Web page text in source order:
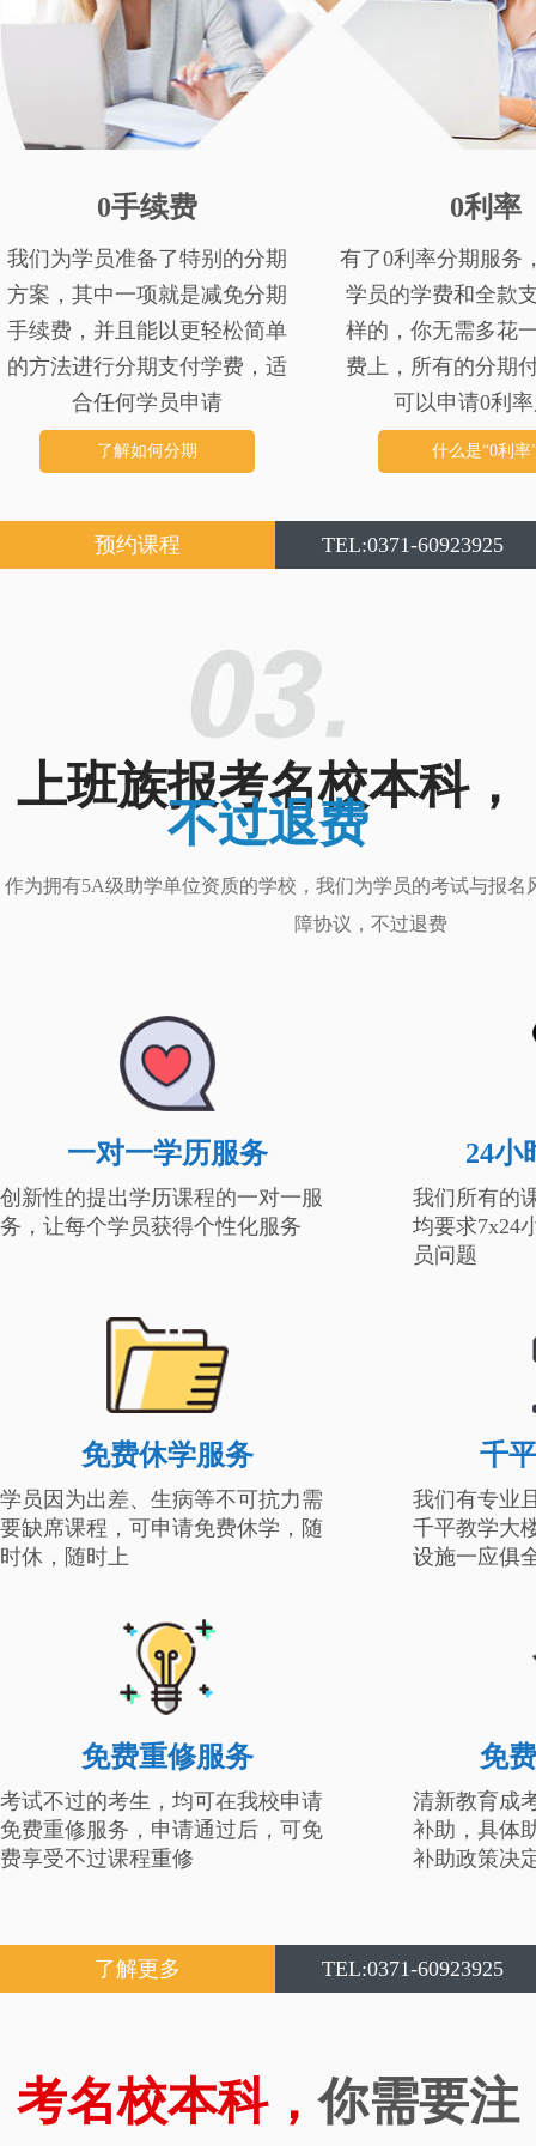
0手续费
我们为学员准备了特别的分期
方案，其中一项就是减免分期
手续费，并且能以更轻松简单
的方法进行分期支付学费，适
合任何学员申请
了解如何分期
0利率
有了0利率分期服务
学员的学费和全款
样的，你无需多花
费上，所有的分期
可以申请0利
什么是“0利率
预约课程 TEL:0371-60923925
上班族报考名校本科，
不过退费
作为拥有5A级助学单位资质的学校，我们为学员的考试与报名
障协议，不过退费
一对一学历服务
创新性的提出学历课程的一对一服
务，让每个学员获得个性化服务
24小
我们所有的
均要求7x24
员问题
免费休学服务
学员因为出差、生病等不可抗力需
要缺席课程，可申请免费休学，随
时休，随时上
千
我们有专业
千平教学大
设施一应俱
免费重修服务
考试不过的考生，均可在我校申请
免费重修服务，申请通过后，可免
费享受不过课程重修
免
清新教育成
补助，具体
补助政策决
了解更多 TEL:0371-60923925
考名校本科，你需要注